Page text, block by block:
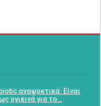
αναψυκτικά: Είναι
υγιεινά για το…